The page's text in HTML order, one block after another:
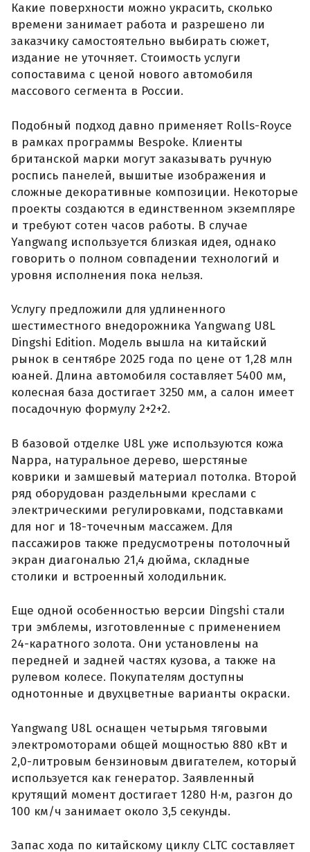
Какие поверхности можно украсить, сколько
времени занимает работа и разрешено ли
заказчику самостоятельно выбирать сюжет,
издание не уточняет. Стоимость услуги
сопоставима с ценой нового автомобиля
массового сегмента в России.
Подобный подход давно применяет Rolls-Royce
в рамках программы Bespoke. Клиенты
британской марки могут заказывать ручную
роспись панелей, вышитые изображения и
сложные декоративные композиции. Некоторые
проекты создаются в единственном экземпляре
и требуют сотен часов работы. В случае
Yangwang используется близкая идея, однако
говорить о полном совпадении технологий и
уровня исполнения пока нельзя.
Услугу предложили для удлиненного
шестиместного внедорожника Yangwang U8L
Dingshi Edition. Модель вышла на китайский
рынок в сентябре 2025 года по цене от 1,28 млн
юаней. Длина автомобиля составляет 5400 мм,
колесная база достигает 3250 мм, а салон имеет
посадочную формулу 2+2+2.
В базовой отделке U8L уже используются кожа
Nappa, натуральное дерево, шерстяные
коврики и замшевый материал потолка. Второй
ряд оборудован раздельными креслами с
электрическими регулировками, подставками
для ног и 18-точечным массажем. Для
пассажиров также предусмотрены потолочный
экран диагональю 21,4 дюйма, складные
столики и встроенный холодильник.
Еще одной особенностью версии Dingshi стали
три эмблемы, изготовленные с применением
24-каратного золота. Они установлены на
передней и задней частях кузова, а также на
рулевом колесе. Покупателям доступны
однотонные и двухцветные варианты окраски.
Yangwang U8L оснащен четырьмя тяговыми
электромоторами общей мощностью 880 кВт и
2,0-литровым бензиновым двигателем, который
используется как генератор. Заявленный
крутящий момент достигает 1280 Н·м, разгон до
100 км/ч занимает около 3,5 секунды.
Запас хода по китайскому циклу CLTC составляет